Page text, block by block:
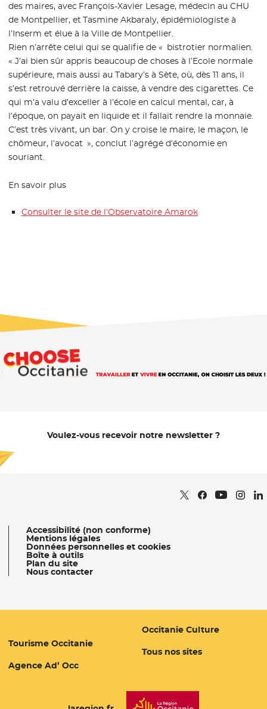
des maires, avec François-Xavier Lesage, médecin au CHU
de Montpellier, et Tasmine Akbaraly, épidémiologiste à
l’Inserm et élue à la Ville de Montpellier.
Rien n’arrête celui qui se qualifie de « bistrotier normalien.
« J’ai bien sûr appris beaucoup de choses à l’Ecole normale
supérieure, mais aussi au Tabary’s à Sète, où, dès 11 ans, il
s’est retrouvé derrière la caisse, à vendre des cigarettes. Ce
qui m’a valu d’exceller à l’école en calcul mental, car, à
l’époque, on payait en liquide et il fallait rendre la monnaie.
C’est très vivant, un bar. On y croise le maire, le maçon, le
chômeur, l’avocat », conclut l’agrégé d’économie en
souriant.
En savoir plus
Consulter le site de l’Observatoire Amarok- Nouvelle
Voulez-vous recevoir notre newsletter ?
Retrouvez nous sur
- Nouvelle fenêtre
Retrouvez
- Nouvelle
Retrouvez
- -
Accessibilité (non conforme)
Mentions légales
Données personnelles et cookies
Boîte à outils
Plan du site
Nous contacter
Tourisme Occitanie
Agence Ad’ Occ
Occitanie Culture
Tous nos sites